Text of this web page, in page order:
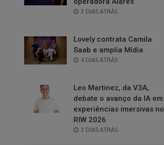
POSTED
3 DIAS ATRÁS
Lovely contrata Camila
Saab e amplia Mídia
POSTED
4 DIAS ATRÁS
Leo Martinez, da V3A,
debate o avanço da IA em
experiências imersivas no
RIW 2026
POSTED
3 DIAS ATRÁS